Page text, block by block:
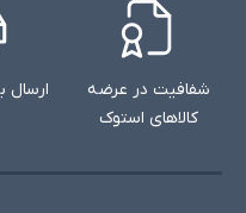
شفافیت در عرضه
کالاهای استوک
ارسال